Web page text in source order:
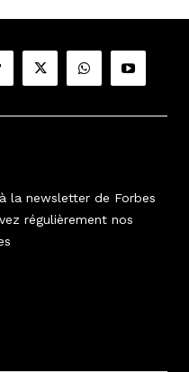
la newsletter de Forbes
régulièrement nos